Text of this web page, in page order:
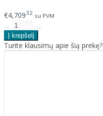
€4,70932 su PVM
Turite klausimų apie šią prekę?